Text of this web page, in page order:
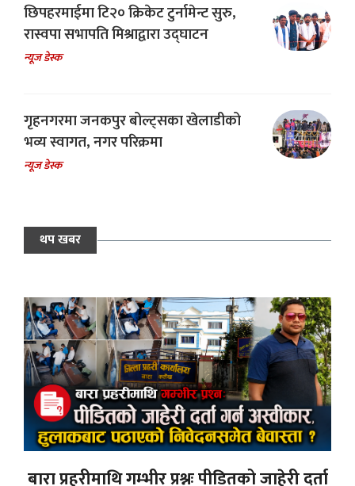
छिपहरमाईमा टि२० क्रिकेट टुर्नामेन्ट सुरु,
रास्वपा सभापति मिश्राद्वारा उद्घाटन
न्यूज डेस्क
गृहनगरमा जनकपुर बोल्ट्सका खेलाडीको
भव्य स्वागत, नगर परिक्रमा
न्यूज डेस्क
थप खबर
बारा प्रहरीमाथि गम्भीर प्रश्नः पीडितको जाहेरी दर्ता